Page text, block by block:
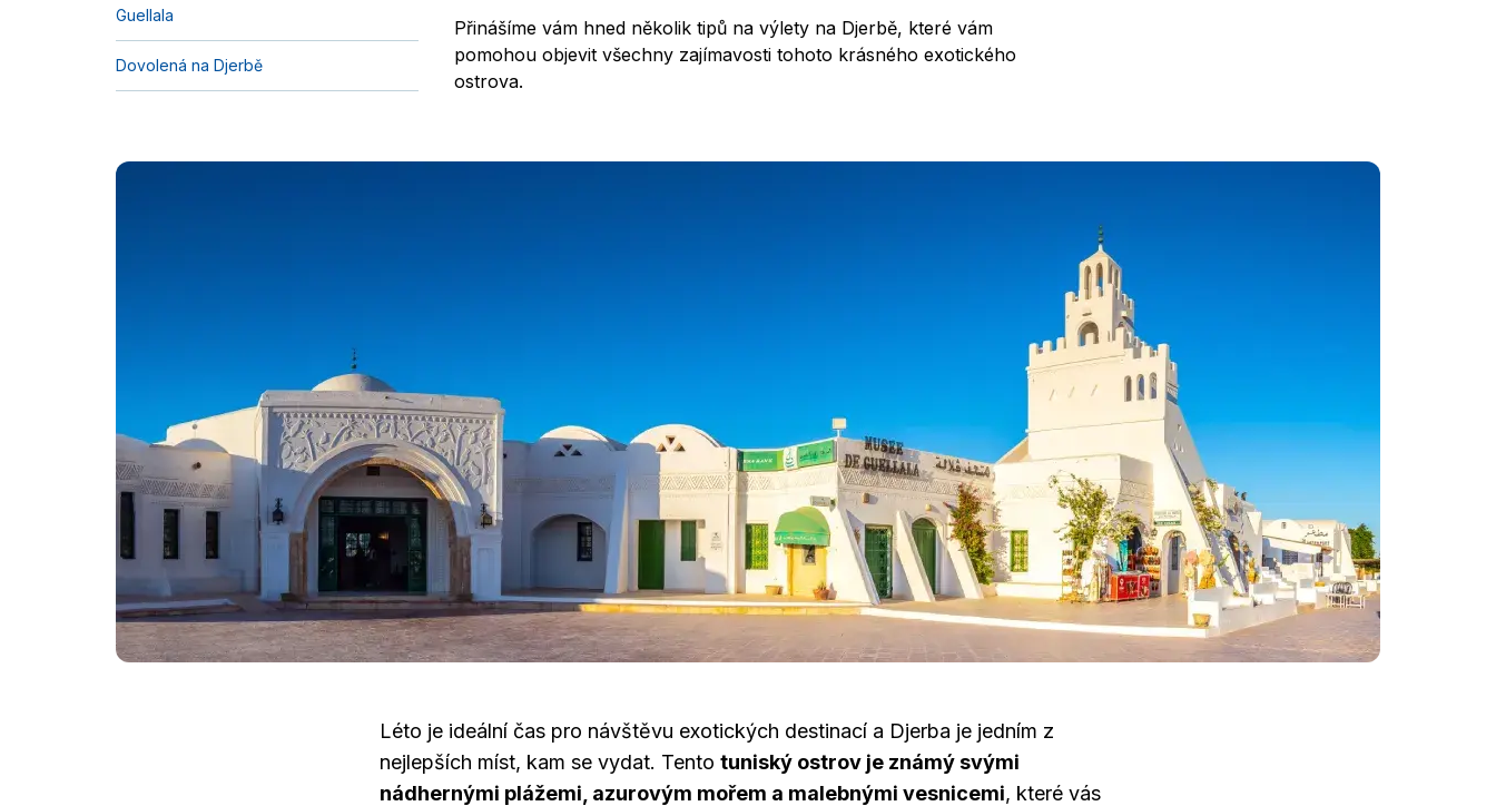
Přinášíme vám hned několik tipů na výlety na Djerbě, které vám
pomohou objevit všechny zajímavosti tohoto krásného exotického
ostrova.
Guellala
Dovolená na Djerbě
Léto je ideální čas pro návštěvu exotických destinací a Djerba je jedním z
nejlepších míst, kam se vydat. Tento tuniský ostrov je známý svými
nádhernými plážemi, azurovým mořem a malebnými vesnicemi, které vás